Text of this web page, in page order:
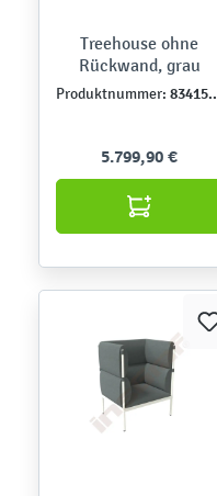
Treehouse ohne
Rückwand, grau
Produktnummer:
5.799,90 €